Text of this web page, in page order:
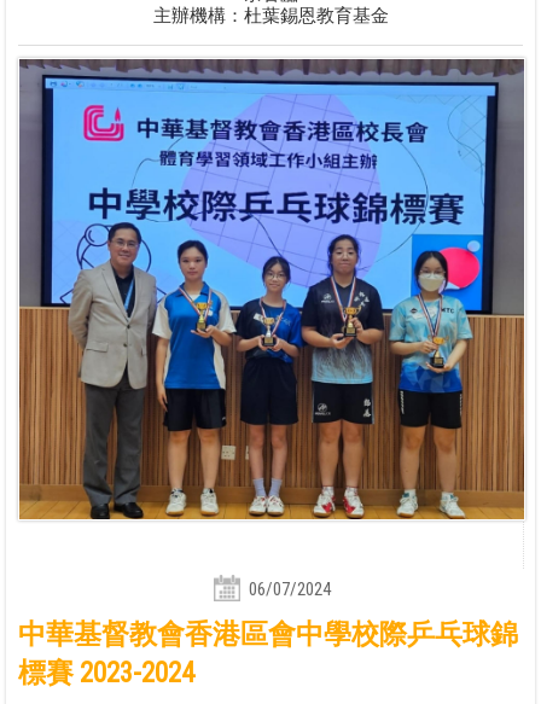
主辦機構：杜葉錫恩教育基金
06/07/2024
中華基督教會香港區會中學校際乒乓球錦
標賽 2023-2024